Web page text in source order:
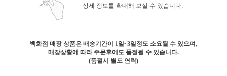
상세 정보를 확대해 보실 수 있습니다.
백화점 매장 상품은 배송기간이 1일~3일정도 소요될 수 있으며,
매장상황에 따라 주문후에도 품절될 수 있습니다.
(품절시 별도 연락)